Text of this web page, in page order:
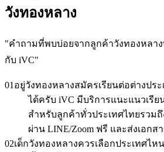
วังทองหลาง
"คำถามที่พบบ่อยจากลูกค้าวังทองหลา
กับ iVC"
01 อยู่วังทองหลางสมัครเรียนต่อต่างปร
ได้ครับ iVC มีบริการแนะแนวเรี
สำหรับลูกค้าทั่วประเทศไทยรวม
ผ่าน LINE/Zoom ฟรี และส่งเอก
02เด็กวังทองหลางควรเลือกประเทศไห